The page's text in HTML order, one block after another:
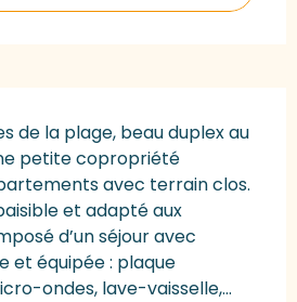
de la plage, beau duplex au
petite copropriété
avec terrain clos.
et adapté aux
d’un séjour avec
et équipée : plaque
ondes, lave-vaisselle,...